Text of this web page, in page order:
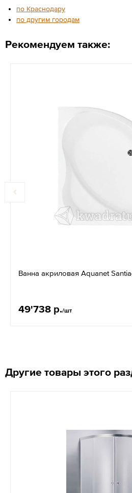
по Краснодару
по другим городам
Рекомендуем также:
Ванна акриловая Aquanet
49'738 р./шт
Другие товары этого